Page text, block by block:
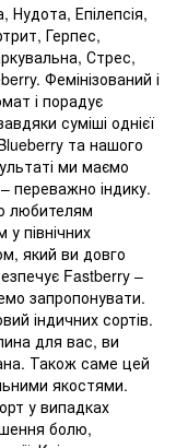
Епілепсія,
Герпес,
Стрес,
Фемінізований і
і порадує
суміші однієї
та нашого
ми маємо
переважно індику.
любителям
північних
який ви довго
Fastberry –
запропонувати.
індичних сортів.
для вас, ви
Також саме цей
якостями.
у випадках
болю,